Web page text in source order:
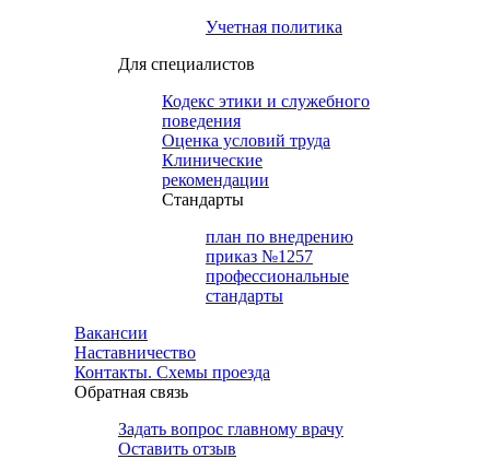
Учетная политика
Для специалистов
Кодекс этики и служебного
поведения
Оценка условий труда
Клинические
рекомендации
Cтандарты
план по внедрению
приказ №1257
профессиональные
стандарты
Вакансии
Наставничество
Контакты. Схемы проезда
Обратная связь
Задать вопрос главному врачу
Оставить отзыв